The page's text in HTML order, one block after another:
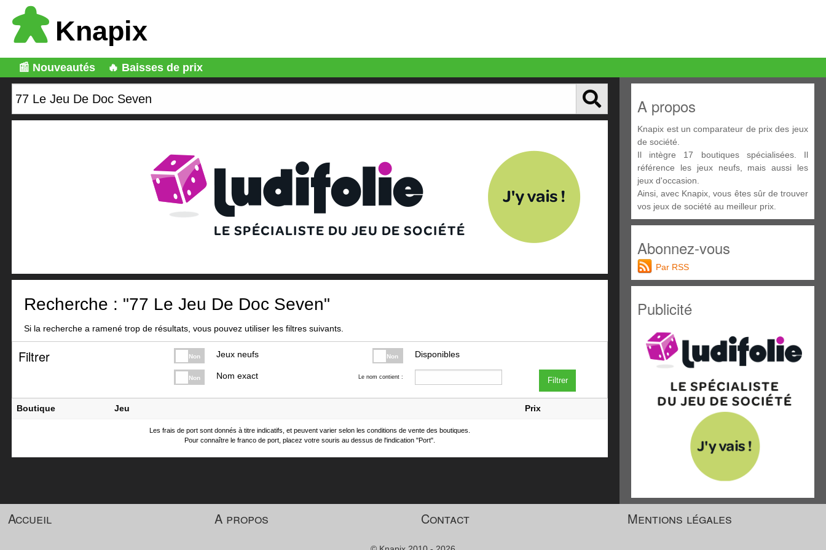
Knapix
📰 Nouveautés 🔥 Baisses de prix
Recherche : "77 Le Jeu De Doc Seven"
Si la recherche a ramené trop de résultats, vous pouvez utiliser les filtres suivants.
Filtrer Non Jeux neufs Non Disponibles
Non Nom exact Le nom contient : Filtrer
Boutique Jeu Prix
Les frais de port sont donnés à titre indicatifs, et peuvent varier selon les conditions de vente des boutiques.
Pour connaître le franco de port, placez votre souris au dessus de l'indication "Port".
A propos
Knapix est un comparateur de prix des jeux
de société.
Il intègre 17 boutiques spécialisées. Il
référence les jeux neufs, mais aussi les
jeux d'occasion.
Ainsi, avec Knapix, vous êtes sûr de trouver
vos jeux de société au meilleur prix.
Abonnez-vous
Par RSS
Publicité
Accueil A propos Contact Mentions légales